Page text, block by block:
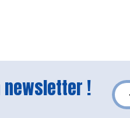
newsletter !